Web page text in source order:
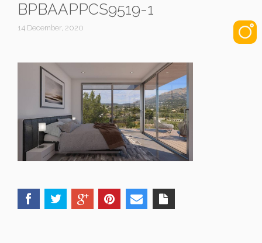
BPBAAPPCS9519-1
14 December, 2020